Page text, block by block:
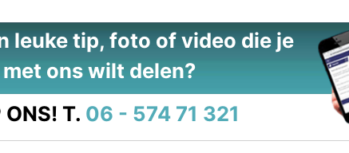
leuke tip, foto of video die je
met ons wilt delen?
ONS! T. 06 - 574 71 321